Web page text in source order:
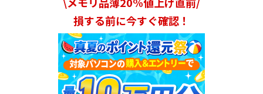
GoProのSDカードは買った方がいいの？
GoProのSDカードがセットになっていない場合は、サイ
トで別途予約するか、SDカードを自分で用意する必要が
損する前に今すぐ確認！